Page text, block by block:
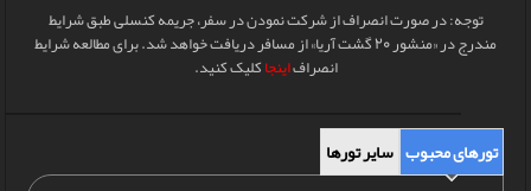
توجه: در صورت انصراف از شرکت نمودن در سفر، جریمه کنسلی طبق شرایط
مندرج در «منشور 20 گشت آریا» از مسافر دریافت خواهد شد. برای مطالعه شرایط
انصرافاینجاکلیک کنید.
تورهای محبوب سایر تورها